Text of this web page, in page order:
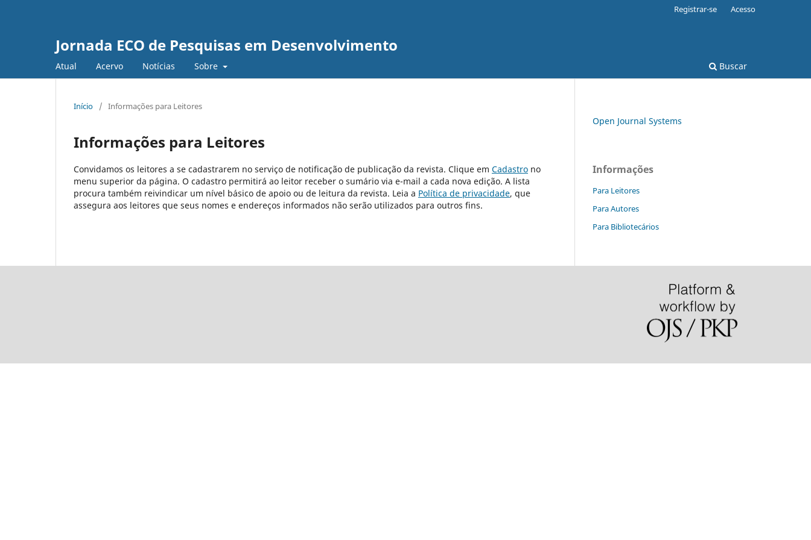
Jornada ECO de Pesquisas em Desenvolvimento
Atual Acervo Notícias Sobre Buscar
Registrar-se Acesso
Início / Informações para Leitores
Informações para Leitores
Convidamos os leitores a se cadastrarem no serviço de notificação de publicação da revista. Clique em Cadastro no
menu superior da página. O cadastro permitirá ao leitor receber o sumário via e-mail a cada nova edição. A lista
procura também reivindicar um nível básico de apoio ou de leitura da revista. Leia a Política de privacidade, que
assegura aos leitores que seus nomes e endereços informados não serão utilizados para outros fins.
Open Journal Systems
Informações
Para Leitores
Para Autores
Para Bibliotecários